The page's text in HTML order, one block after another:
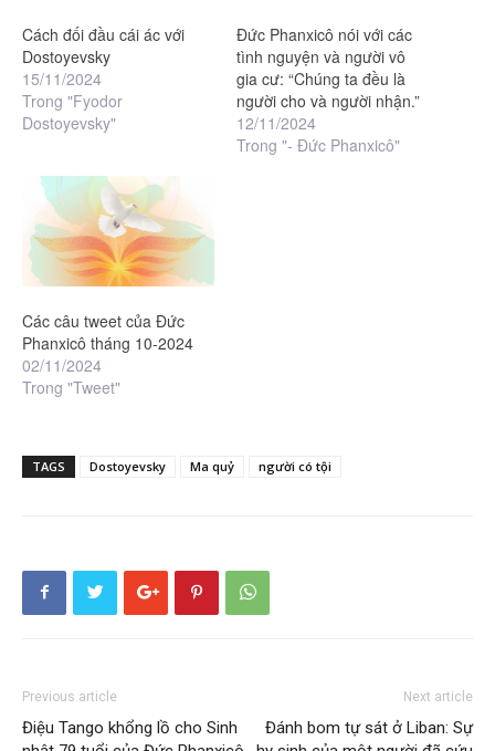
Cách đối đầu cái ác với
Dostoyevsky
15/11/2024
Trong "Fyodor
Dostoyevsky"
Đức Phanxicô nói với các
tình nguyện và người vô
gia cư: “Chúng ta đều là
người cho và người nhận.”
12/11/2024
Trong "- Đức Phanxicô"
Các câu tweet của Đức
Phanxicô tháng 10-2024
02/11/2024
Trong "Tweet"
TAGS Dostoyevsky Ma quỷ người có tội
Previous article
Điệu Tango khổng lồ cho Sinh
Next article
Đánh bom tự sát ở Liban: Sự